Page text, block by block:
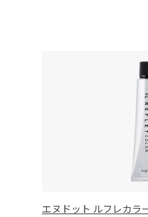
エヌドット ルフレカラ